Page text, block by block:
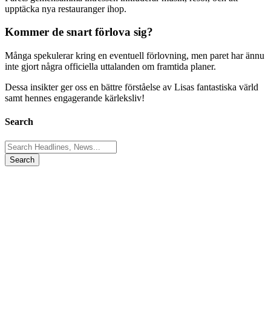
upptäcka nya restauranger ihop.
Kommer de snart förlova sig?
Många spekulerar kring en eventuell förlovning, men paret har ännu
inte gjort några officiella uttalanden om framtida planer.
Dessa insikter ger oss en bättre förståelse av Lisas fantastiska värld
samt hennes engagerande kärleksliv!
Search
Search
for: